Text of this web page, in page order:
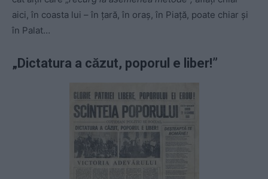
aici, în coasta lui – în ţară, în oraş, în Piaţă, poate chiar şi
în Palat…
„Dictatura a căzut, poporul e liber!”